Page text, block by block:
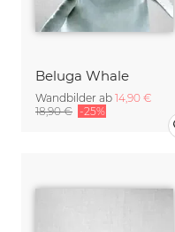
Beluga Whale
Wandbilder ab 14,90 €
18,90 € -25%